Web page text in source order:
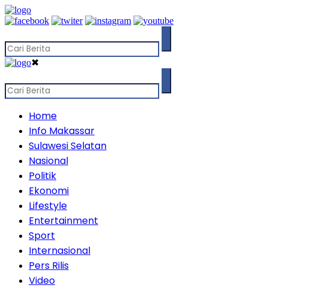
✖
Home
Info Makassar
Sulawesi Selatan
Nasional
Politik
Ekonomi
Lifestyle
Entertainment
Sport
Internasional
Pers Rilis
Video